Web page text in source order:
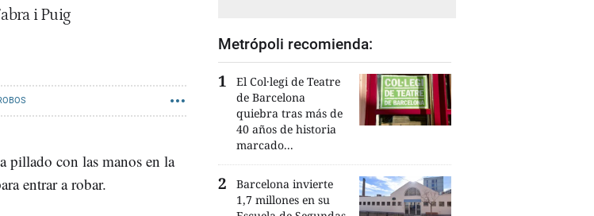
i Puig
pillado con las manos en la
entrar a robar.
Metrópoli recomienda:
El Col·legi de Teatre
de Barcelona
quiebra tras más de
40 años de historia
marcado...
Barcelona invierte
1,7 millones en su